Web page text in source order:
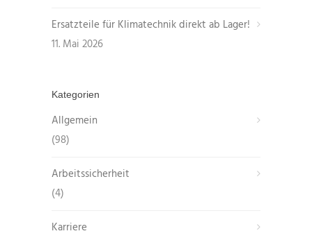
Ersatzteile für Klimatechnik direkt ab Lager!
11. Mai 2026
Kategorien
Allgemein
(98)
Arbeitssicherheit
(4)
Karriere